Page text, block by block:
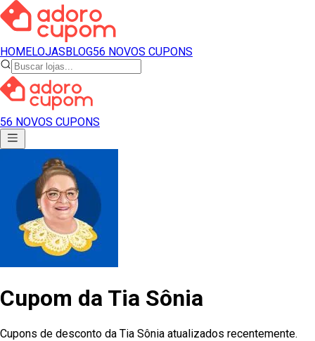
HOMELOJASBLOG56 NOVOS CUPONS
56 NOVOS CUPONS
Cupom da Tia Sônia
Cupons de desconto da Tia Sônia atualizados recentemente.